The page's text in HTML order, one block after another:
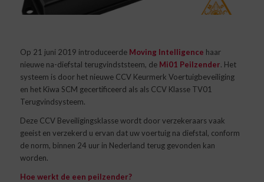
Op 21 juni 2019 introduceerde Moving Intelligence haar
nieuwe na-diefstal terugvindststeem, de Mi01 Peilzender. Het
systeem is door het nieuwe CCV Keurmerk Voertuigbeveiliging
en het Kiwa SCM gecertificeerd als als CCV Klasse TV01
Terugvindsysteem.
Deze CCV Beveiligingsklasse wordt door verzekeraars vaak
geeist en verzekerd u ervan dat uw voertuig na diefstal, conform
de norm, binnen 24 uur in Nederland terug gevonden kan
worden.
Hoe werkt de een peilzender?